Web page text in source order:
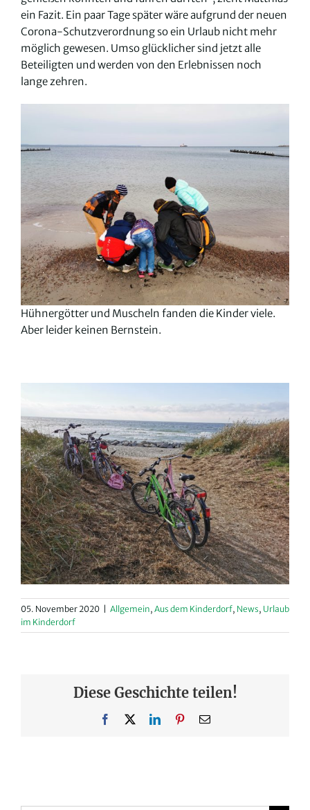
ein Fazit. Ein paar Tage später wäre aufgrund der neuen
Corona-Schutzverordnung so ein Urlaub nicht mehr
möglich gewesen. Umso glücklicher sind jetzt alle
Beteiligten und werden von den Erlebnissen noch
lange zehren.
Hühnergötter und Muscheln fanden die Kinder viele.
Aber leider keinen Bernstein.
05. November 2020 | Allgemein, Aus dem Kinderdorf, News, Urlaub
im Kinderdorf
Diese Geschichte teilen!
Facebook LinkedInPinterest
E-